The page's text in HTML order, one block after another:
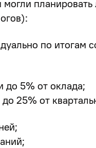
по итогам
до 5% от оклада;
25% от